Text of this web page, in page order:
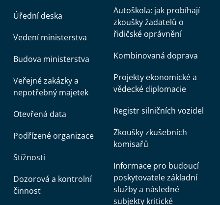
Úřední deska
Vedení ministerstva
Budova ministerstva
Veřejné zakázky a
nepotřebný majetek
Otevřená data
Podřízené organizace
Stížnosti
Dozorová a kontrolní
činnost
Autoškola: jak probíhají
zkoušky žadatelů o
řidičské oprávnění
Kombinovaná doprava
Projekty ekonomické a
vědecké diplomacie
Registr silničních vozidel
Zkoušky zkušebních
komisařů
Informace pro budoucí
poskytovatele základní
služby a následné
subjekty kritické